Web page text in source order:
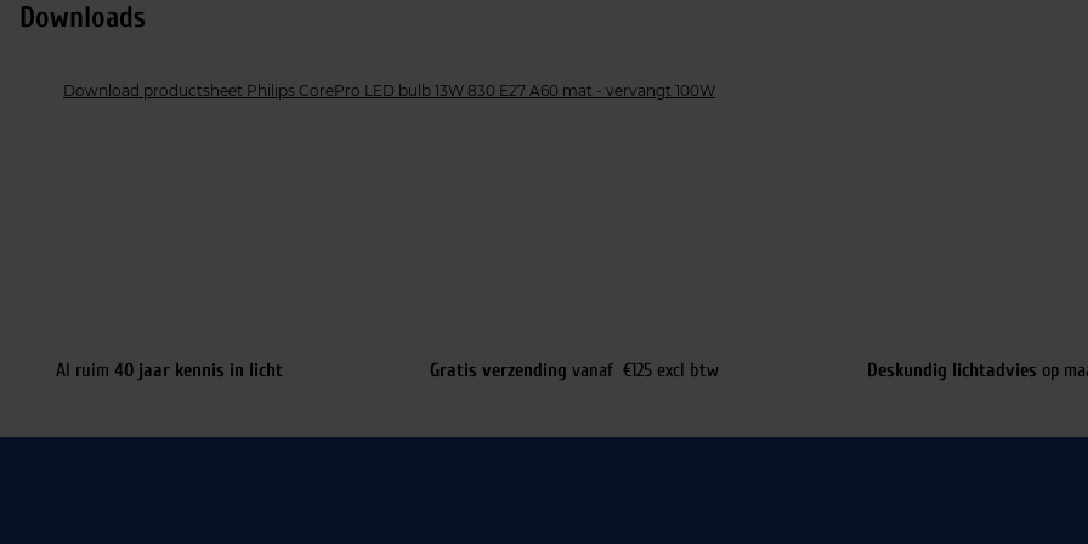
Downloads
Download productsheet Philips CorePro LED bulb 13W 830 E27 A60 mat - vervangt 100W
Al ruim 40 jaar kennis in licht Gratis verzending vanaf €125 excl btw Deskundig lichtadvies op